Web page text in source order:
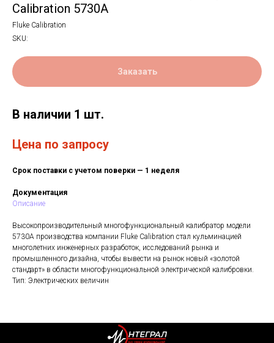
Calibration 5730A
Fluke Calibration
SKU:
Заказать
В наличии 1 шт.
Цена по запросу
Срок поставки с учетом поверки — 1 неделя
Документация
Описание
Высокопроизводительный многофункциональный калибратор модели
5730A производства компании Fluke Calibration стал кульминацией
многолетних инженерных разработок, исследований рынка и
промышленного дизайна, чтобы вывести на рынок новый «золотой
стандарт» в области многофункциональной электрической калибровки.
Тип: Электрических величин